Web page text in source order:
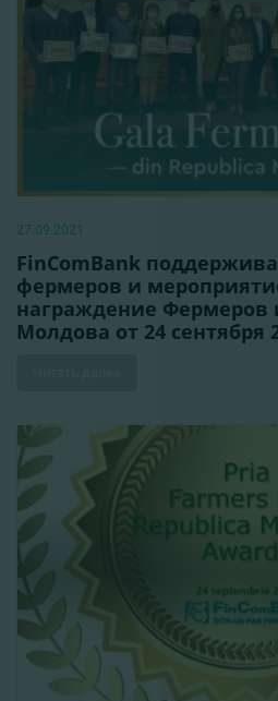
27.09.2021
FinComBank
фермеров и
награждение Фермеров
Молдова от 24 сентября